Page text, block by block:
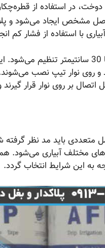
در استفاده از
مشخص ایجاد می‌شود و
با استفاده از فشار کم
فواصل بین قطره‌چکان‌ها در نوار تیپ زهک با
رنج اندازه 10، 20 و 30 سانتیمتر تولید و
بر روی نوار قرار
متعددی باید مد نظر
مختلف آبیاری می‌شود.
به این شرایط انتخاب گردد.